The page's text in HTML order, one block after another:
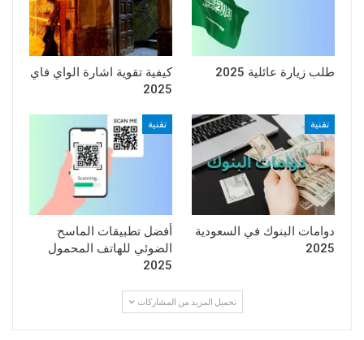
طلب زيارة عائلية 2025
كيفية تقوية اشارة الواي فاي
2025
تقنية
دوامات البنوك في السعودية
2025
تقنية
أفضل تطبيقات الماسح
الضوئي للهاتف المحمول
2025
تحميل المزيد من المشاركات